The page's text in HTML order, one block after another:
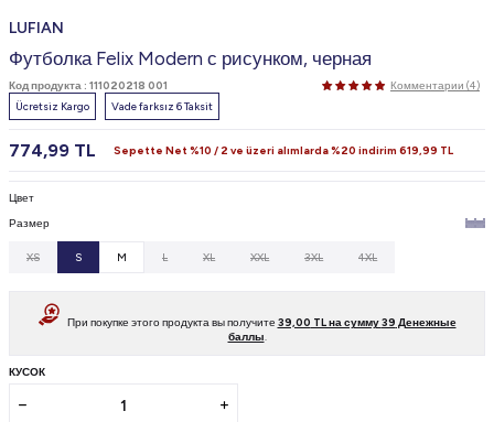
LUFIAN
Футболка Felix Modern с рисунком, черная
Код продукта : 111020218 001
Комментарии (4)
Ücretsiz Kargo
Vade farksız 6 Taksit
774,99 TL Sepette Net %10 / 2 ve üzeri alımlarda %20 indirim 619,99 TL
Цвет
Размер
XS S M L XL XXL 3XL 4XL
При покупке этого продукта вы получите 39,00 TL на сумму39 Денежные
баллы
КУСОК